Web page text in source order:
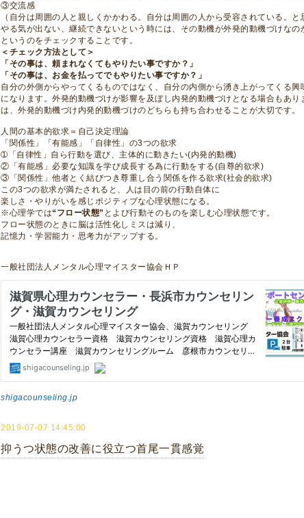
③交流感
（自分は周囲の人と親しくかかわる。自分は周囲の人から受容されている。と
やる気が出ない、継続できないという時には、その動機が外発的動機づけなの
というのをチェックすることです。
＜チェック方法として＞
「その事は、頼まれなくてもやりたい事ですか？」
「その事は、お金を払ってでもやりたい事ですか？」
自分の外側からやってくるものではなく、自分の内側から湧き上がってくる
になります。外発的動機づけが影響を及ぼし内発的動機づけとなる場合もあ
は、外発的動機づけ内発的動機づけのどちらも持ち合わせることが大切です。
人間の基本的欲求＝自己決定理論
「関係性」「有能感」「自律性」の3つの欲求
➀「自律性」自ら行動を選び、主体的に動きたい(内発的動機)
②「有能感」必要な知識を学び成長する為に行動をする(自尊的欲求)
③「関係性」他者とく結びつき尊重し合う関係を作る欲求(社会的欲求)
この3つの欲求が満たされると、人は目の前の行動自体に
楽しさ・やりがいを感じポジティブな心理状態になる。
※心理学では“フロー状態” とよび行動そのものを楽しむ心理状態です。
フロー状態のときに脳は活性化しミスは減り、
記憶力・学習能力・思考力がアップする。
一般社団法人メンタル心理マイスター協会ＨＰ
shigacounseling.jp
2019-07-07 14:45:00
抑うつ状態の改善に役立つ首尾一貫感覚